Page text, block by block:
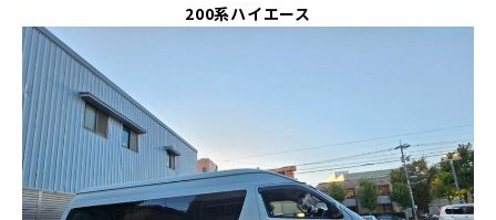
200系ハイエース